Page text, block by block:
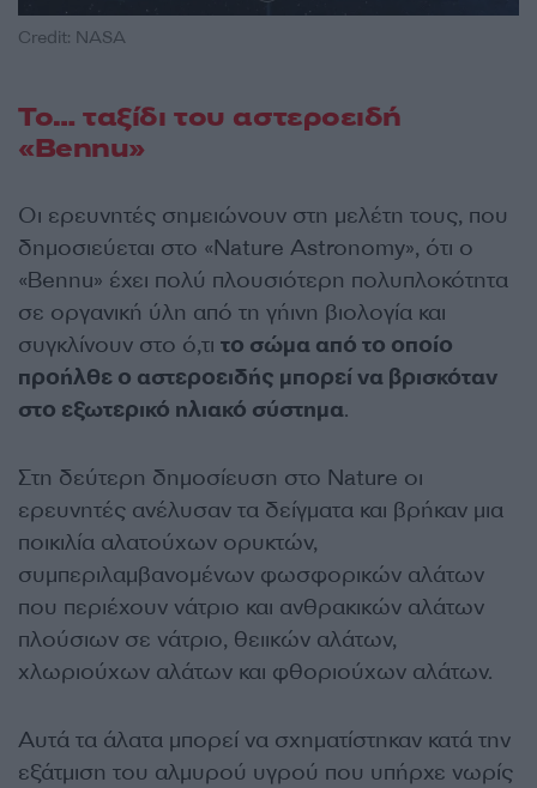
Credit: NASA
Το… ταξίδι του αστεροειδή
«Bennu»
Οι ερευνητές σημειώνουν στη μελέτη τους, που
δημοσιεύεται στο «Nature Astronomy», ότι ο
«Bennu» έχει πολύ πλουσιότερη πολυπλοκότητα
σε οργανική ύλη από τη γήινη βιολογία και
συγκλίνουν στο ό,τι το σώμα από το οποίο
προήλθε ο αστεροειδής μπορεί να βρισκόταν
στο εξωτερικό ηλιακό σύστημα.
Στη δεύτερη δημοσίευση στο Nature οι
ερευνητές ανέλυσαν τα δείγματα και βρήκαν μια
ποικιλία αλατούχων ορυκτών,
συμπεριλαμβανομένων φωσφορικών αλάτων
που περιέχουν νάτριο και ανθρακικών αλάτων
πλούσιων σε νάτριο, θειικών αλάτων,
χλωριούχων αλάτων και φθοριούχων αλάτων.
Αυτά τα άλατα μπορεί να σχηματίστηκαν κατά την
εξάτμιση του αλμυρού υγρού που υπήρχε νωρίς